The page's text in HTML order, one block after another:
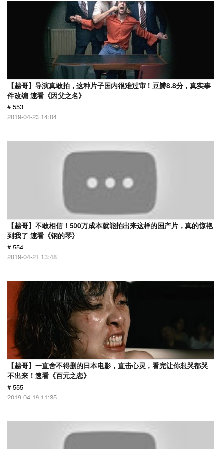
【越哥】导演真敢拍，这种片子国内很难过审！豆瓣8.8分，真实事
件改编 速看《因父之名》
# 553
2019-04-23 14:04
【越哥】不敢相信！500万成本就能拍出来这样的国产片，真的惊艳
到我了 速看《钢的琴》
# 554
2019-04-21 13:48
【越哥】一直舍不得删的日本电影，直击心灵，看完让你想哭都哭
不出来！速看《百元之恋》
# 555
2019-04-19 11:35